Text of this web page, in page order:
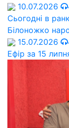
10.07.2026
Сьогодні в
Білоножко
15.07.2026
Ефір за 15